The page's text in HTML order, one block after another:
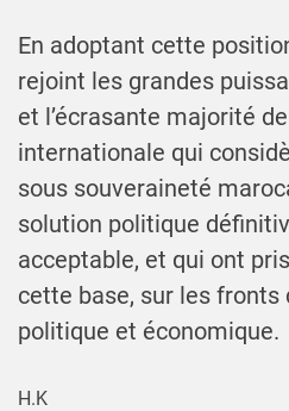
En adoptant cette
rejoint les grandes
et l’écrasante majorité
internationale qui
sous souveraineté
solution politique
acceptable, et qui ont
cette base, sur les fronts
politique et économique.
H.K